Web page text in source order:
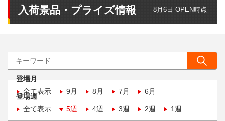
入荷景品・プライズ情報 8月6日 OPEN時点
登場月
全て表示
9月 8月 7月 6月
登場週
全て表示
5週 4週 3週 2週 1週